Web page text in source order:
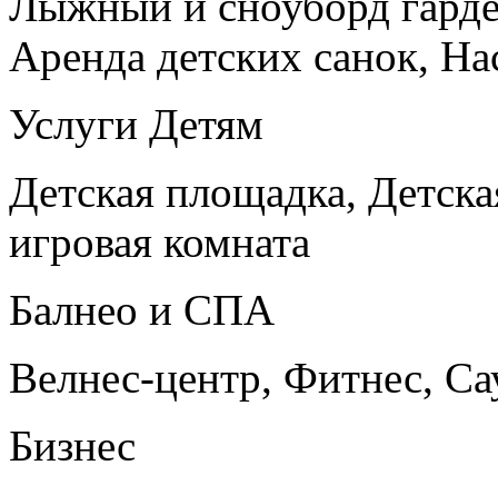
Аренда детских санок,
Услуги Детям
Детская площадка,
игровая комната
Балнео и СПА
Велнес-центр, Фитнес,
Бизнес